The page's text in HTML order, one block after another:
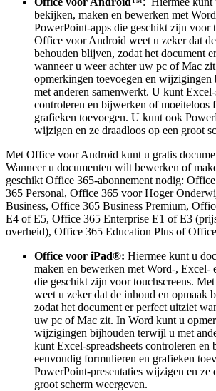
bekijken, maken en bewerken met
PowerPoint-apps die geschikt zijn voor
Office voor Android weet u zeker dat
behouden blijven, zodat het document
wanneer u weer achter uw pc of Mac
opmerkingen toevoegen en
met anderen samenwerkt. U kunt Excel-
controleren en bijwerken of moeiteloos
grafieken toevoegen. U kunt ook
wijzigen en ze draadloos op een groot
Met Office voor Android kunt u gratis
Wanneer u documenten wilt bewerken of
geschikt Office 365-abonnement nodig:
365 Personal, Office 365 voor Hoger
Business, Office 365 Business Premium,
E4 of E5, Office 365 Enterprise E1 of E3
overheid), Office 365 Education Plus of
Office voor iPad®: Hiermee kunt u
maken en bewerken met Word-, Excel-
die geschikt zijn voor touchscreens.
weet u zeker dat de inhoud en opmaak
zodat het document er perfect uitziet
uw pc of Mac zit. In Word kunt u
wijzigingen bijhouden terwijl u met
kunt Excel-spreadsheets controleren en
eenvoudig formulieren en grafieken
PowerPoint-presentaties wijzigen en ze
groot scherm weergeven.